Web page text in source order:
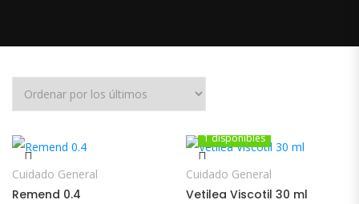
Cuidado General
Remend 0.4
1 disponibles
1 disponibles
Cuidado General
Vetilea Viscotil 30 ml